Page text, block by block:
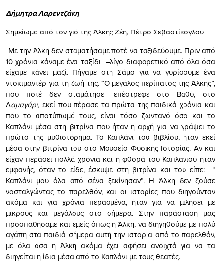
Δήμητρα Λαρεντζάκη
Σημείωμα από τον γιό της Άλκης Ζέη, Πέτρο Σεβαστίκογλου
Με την Άλκη δεν σταματήσαμε ποτέ να ταξιδεύουμε. Πριν από
10 χρόνια κάναμε ένα ταξίδι –λίγο διαφορετικό από όλα όσα
είχαμε κάνει μαζί. Πήγαμε στη Σάμο για να γυρίσουμε ένα
ντοκιμαντέρ για τη ζωή της. “Ο μεγάλος περίπατος της Άλκης”,
που ποτέ δεν σταμάτησε- επέστρεφε στο Βαθύ, στο
Λαμαγάρι, εκεί που πέρασε τα πρώτα της παιδικά χρόνια και
που το αποτύπωμά τους, είναι τόσο ζωντανό όσο και το
Καπλάνι μέσα στη βιτρίνα που ήταν η αρχή για να γράψει το
πρώτο της μυθιστόρημα. Το Καπλάνι του βιβλίου, ήταν εκεί
μέσα στην βιτρίνα του στο Μουσείο Φυσικής Ιστορίας. Αν και
είχαν περάσει πολλά χρόνια και η φθορά του Καπλανιού ήταν
εμφανής, όταν το είδε, έσκυψε στη βιτρίνα και του είπε: “
Καπλάνι μου όλα από σένα ξεκίνησαν”. Η Άλκη δεν ζούσε
νοσταλγώντας το παρελθόν, και οι ιστορίες που διηγούνταν
ακόμα και για χρόνια περασμένα, ήταν για να μιλήσει με
μικρούς και μεγάλους στο σήμερα. Στην παράσταση μας
προσπαθήσαμε και εμείς όπως η Άλκη, να διηγηθούμε με πολύ
αγάπη στα παιδιά σήμερα αυτή την ιστορία από το παρελθόν,
με όλα όσα η Άλκη ακόμα έχει αφήσει ανοιχτά για να τα
διηγείται η ίδια μέσα από το Καπλάνι με τους θεατές.